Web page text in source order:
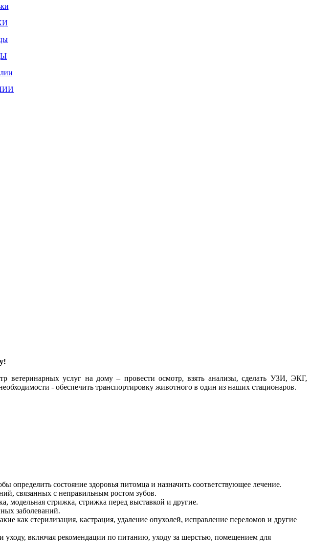
ветеринарных услуг на дому – провести осмотр, взять анализы, сделать УЗИ, ЭКГ,
- обеспечить транспортировку животного в один из наших стационаров.
определить состояние здоровья питомца и назначить соответствующее лечение.
связанных с неправильным ростом зубов.
модельная стрижка, стрижка перед выставкой и другие.
заболеваний.
как стерилизация, кастрация, удаление опухолей, исправление переломов и другие
уходу, включая рекомендации по питанию, уходу за шерстью, помещением для